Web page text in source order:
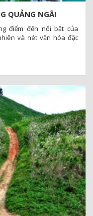
QUẢNG NGÃI
điểm đến nổi bật của
và nét văn hóa đặc